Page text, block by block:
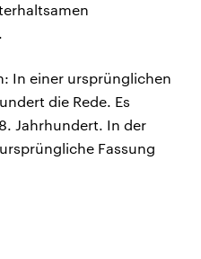
In einer ursprünglichen
die Rede. Es
Jahrhundert. In der
Fassung